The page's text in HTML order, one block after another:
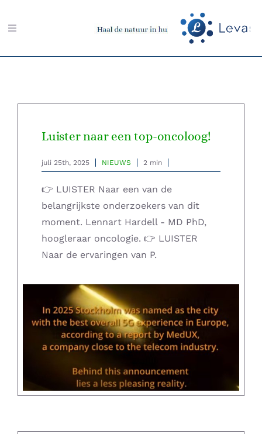
naar
Toggle
Memon-shop
Meter-shop
Radiësthesie-shop
Supplementen shop
Straling:
Onderwerpen:
Ziekteverzuim in bedrijven
Luister naar een top-oncoloog!
juli 25th, 2025 NIEUWS 2 min
👉 LUISTER Naar een van de
belangrijkste onderzoekers van dit
moment. Lennart Hardell - MD PhD,
hoogleraar oncologie. 👉 LUISTER
Naar de ervaringen van P.